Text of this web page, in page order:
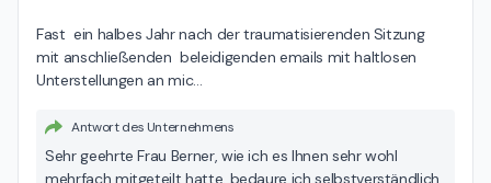
Fast  ein halbes Jahr nach der traumatisierenden Sitzung
mit anschließenden  beleidigenden emails mit haltlosen
Unterstellungen an mic…
Antwort des Unternehmens
Sehr geehrte Frau Berner, wie ich es Ihnen sehr wohl